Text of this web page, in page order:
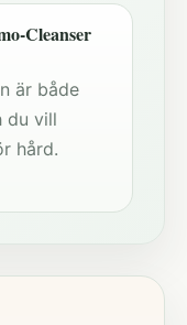
Cleanser
är både
du vill
hård.